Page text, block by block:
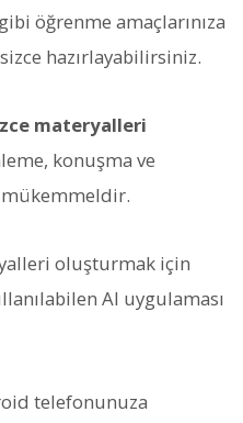
öğrenme amaçlarınıza
hazırlayabilirsiniz.
materyalleri
konuşma ve
mükemmeldir.
oluşturmak için
AI uygulaması
telefonunuza